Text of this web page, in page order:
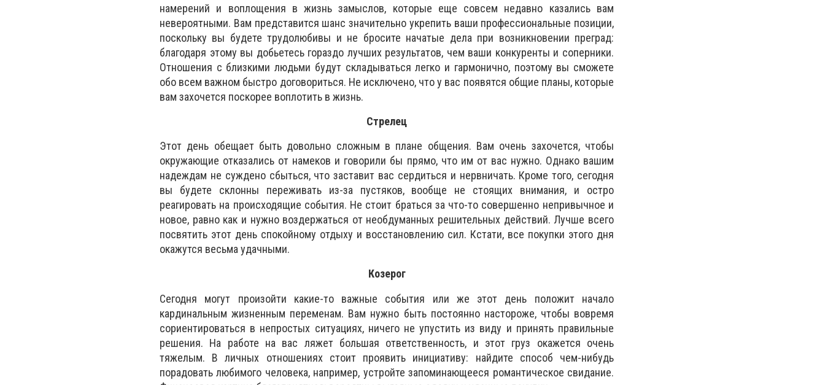
намерений и воплощения в жизнь замыслов, которые еще совсем недавно казались вам
невероятными. Вам представится шанс значительно укрепить ваши профессиональные позиции,
поскольку вы будете трудолюбивы и не бросите начатые дела при возникновении преград:
благодаря этому вы добьетесь гораздо лучших результатов, чем ваши конкуренты и соперники.
Отношения с близкими людьми будут складываться легко и гармонично, поэтому вы сможете
обо всем важном быстро договориться. Не исключено, что у вас появятся общие планы, которые
вам захочется поскорее воплотить в жизнь.
Стрелец
Этот день обещает быть довольно сложным в плане общения. Вам очень захочется, чтобы
окружающие отказались от намеков и говорили бы прямо, что им от вас нужно. Однако вашим
надеждам не суждено сбыться, что заставит вас сердиться и нервничать. Кроме того, сегодня
вы будете склонны переживать из-за пустяков, вообще не стоящих внимания, и остро
реагировать на происходящие события. Не стоит браться за что-то совершенно непривычное и
новое, равно как и нужно воздержаться от необдуманных решительных действий. Лучше всего
посвятить этот день спокойному отдыху и восстановлению сил. Кстати, все покупки этого дня
окажутся весьма удачными.
Козерог
Сегодня могут произойти какие-то важные события или же этот день положит начало
кардинальным жизненным переменам. Вам нужно быть постоянно настороже, чтобы вовремя
сориентироваться в непростых ситуациях, ничего не упустить из виду и принять правильные
решения. На работе на вас ляжет большая ответственность, и этот груз окажется очень
тяжелым. В личных отношениях стоит проявить инициативу: найдите способ чем-нибудь
порадовать любимого человека, например, устройте запоминающееся романтическое свидание.